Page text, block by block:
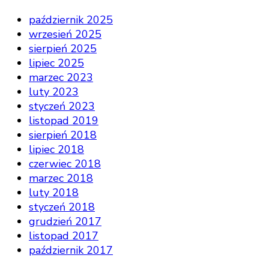
październik 2025
wrzesień 2025
sierpień 2025
lipiec 2025
marzec 2023
luty 2023
styczeń 2023
listopad 2019
sierpień 2018
lipiec 2018
czerwiec 2018
marzec 2018
luty 2018
styczeń 2018
grudzień 2017
listopad 2017
październik 2017